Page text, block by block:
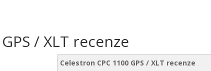
/ XLT recenze
Celestron CPC 1100 GPS / XLT recenze